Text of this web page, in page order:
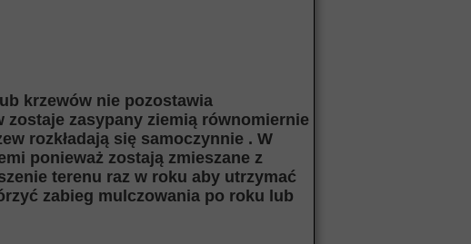
krzewów nie pozostawia
zasypany ziemią równomiernie
rozkładają się samoczynnie . W
ponieważ zostają zmieszane z
terenu raz w roku aby utrzymać
zabieg mulczowania po roku lub